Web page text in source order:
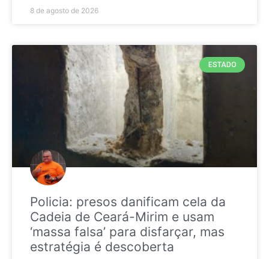
8 de agosto de 2026
ESTADO
Policia: presos danificam cela da
Cadeia de Ceará-Mirim e usam
‘massa falsa’ para disfarçar, mas
estratégia é descoberta